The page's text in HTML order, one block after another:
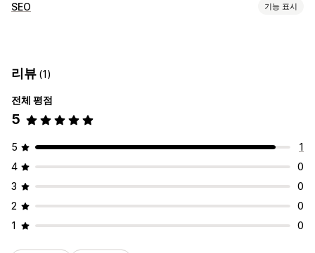
SEO 기능 표시
실적 모니터링
SEO 점수
리뷰 (1)
전체 평점
5
5
1
4
0
3
0
2
0
1
0